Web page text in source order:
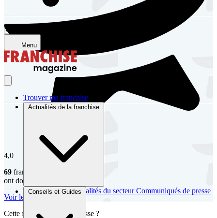
Mon compte
Menu
Trouver ma franchise
Actualités de la franchise
Brèves et actus Actualités du secteur Communiqués de presse
Conseils et Guides
4,0
69 franchisés
ont donné leur avis
Voir les avis
Cette franchise vous intéresse ?